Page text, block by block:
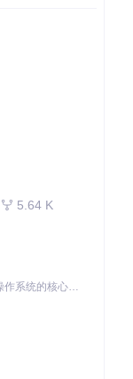
5.64 K
openEuler内核是openEuler操作系统的核心，既是系统性能与稳定性的基石，也是连接处理器、设备与服务的桥梁。